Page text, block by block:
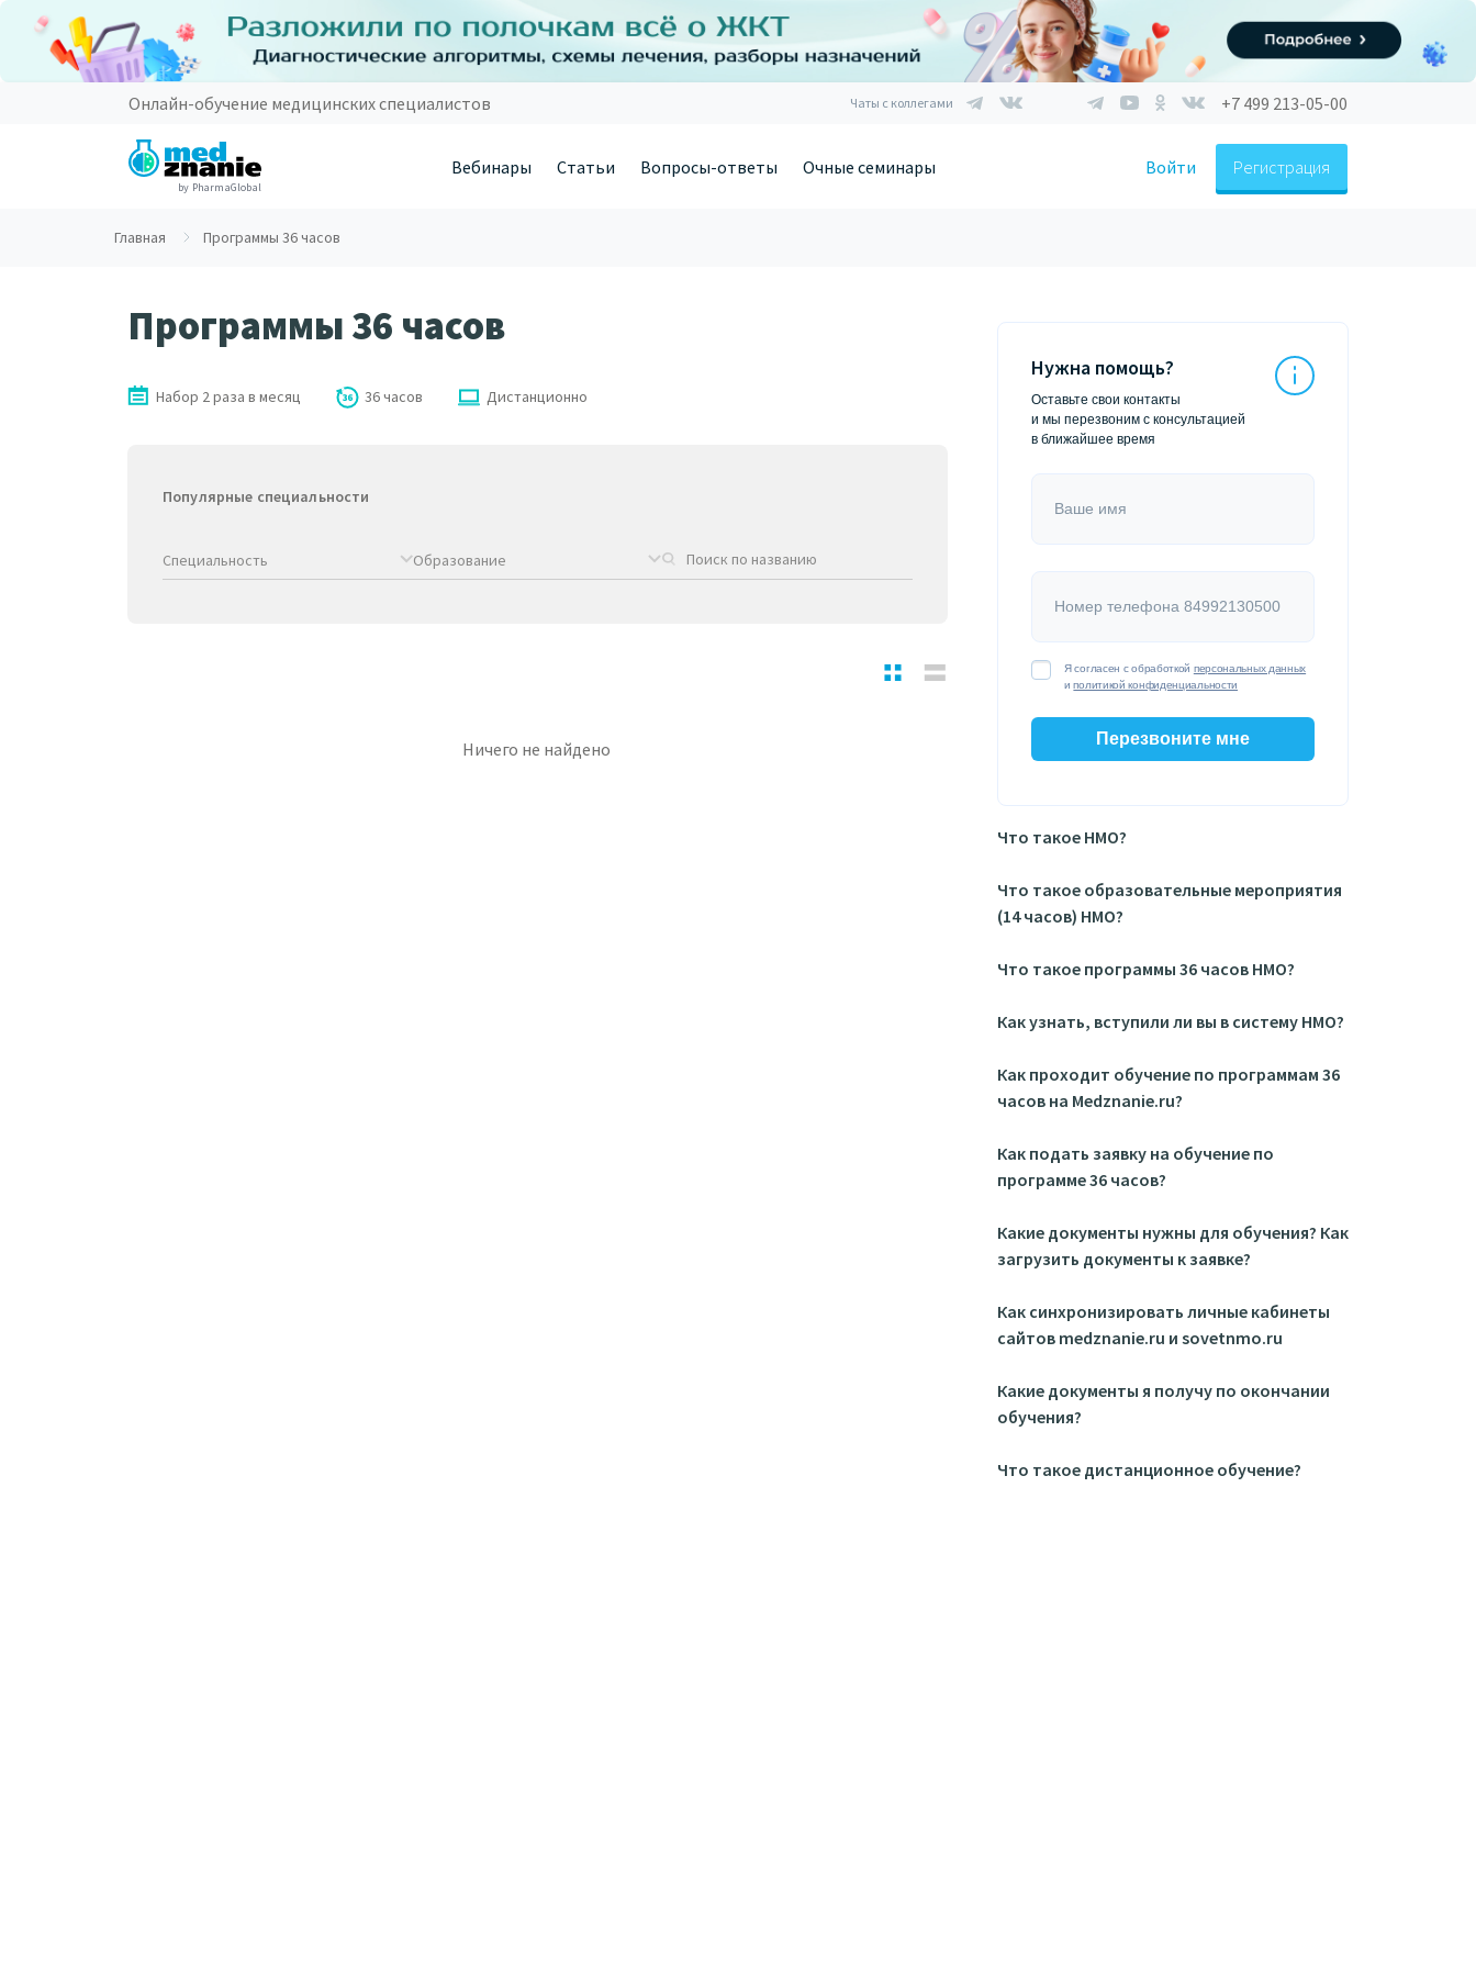
Онлайн-обучение медицинских специалистов Чаты с коллегами +7 499 213-05-00
by PharmaGlobal
Вебинары Статьи Вопросы-ответы Очные семинары Войти Регистрация
Главная Программы 36 часов
Программы 36 часов
Набор 2 раза в месяц 36 часов Дистанционно
Популярные специальности
Специальность Образование
Ничего не найдено
Нужна помощь?
Оставьте свои контакты
и мы перезвоним с консультацией
в ближайшее время
Ваше имя
Номер телефона 84992130500
Я согласен с обработкой персональных данных
иполитикой конфиденциальности
Перезвоните мне
Что такое НМО?
Что такое образовательные мероприятия
(14 часов) НМО?
Что такое программы 36 часов НМО?
Как узнать, вступили ли вы в систему НМО?
Как проходит обучение по программам 36
часов на Medznanie.ru?
Как подать заявку на обучение по
программе 36 часов?
Какие документы нужны для обучения? Как
загрузить документы к заявке?
Как синхронизировать личные кабинеты
сайтов medznanie.ru и sovetnmo.ru
Какие документы я получу по окончании
обучения?
Что такое дистанционное обучение?